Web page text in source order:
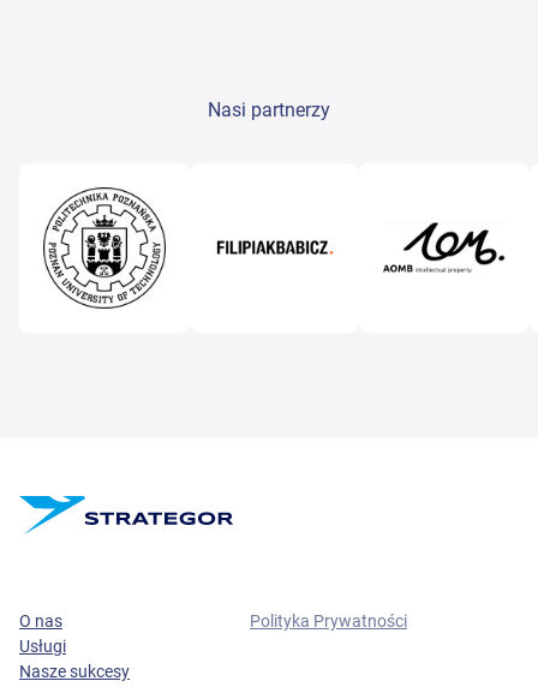
Nasi partnerzy
O nas
Usługi
Nasze sukcesy
Polityka Prywatności